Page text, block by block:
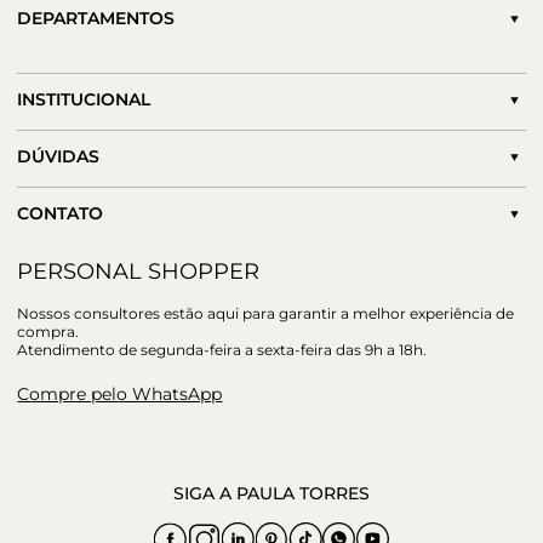
DEPARTAMENTOS
INSTITUCIONAL
DÚVIDAS
CONTATO
PERSONAL SHOPPER
Nossos consultores estão aqui para garantir a melhor experiência de
compra.
Atendimento de segunda-feira a sexta-feira das 9h a 18h.
Compre pelo WhatsApp